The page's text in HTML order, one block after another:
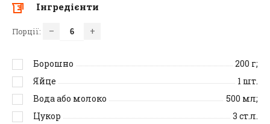
Інгредієнти
Порції: – +
Борошно 200 г;
Яйце
1 шт.
Вода або молоко
500 мл;
Цукор
3 ст.л.